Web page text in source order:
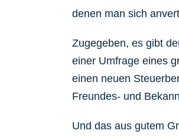
denen man sich
Zugegeben, es gibt
einer Umfrage eines
einen neuen
Freundes- und
Und das aus gutem